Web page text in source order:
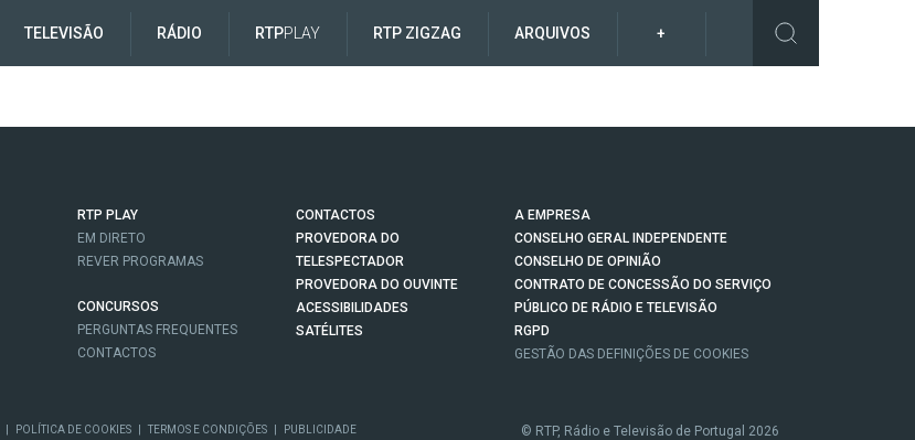
TELEVISÃO RÁDIO RTPPLAY RTP ZIGZAG ARQUIVOS +
RTP PLAY
EM DIRETO
REVER PROGRAMAS
CONCURSOS
PERGUNTAS FREQUENTES
CONTACTOS
CONTACTOS
PROVEDORA DO
TELESPECTADOR
PROVEDORA DO OUVINTE
ACESSIBILIDADES
SATÉLITES
A EMPRESA
CONSELHO GERAL INDEPENDENTE
CONSELHO DE OPINIÃO
CONTRATO DE CONCESSÃO DO SERVIÇO
PÚBLICO DE RÁDIO E TELEVISÃO
RGPD
GESTÃO DAS DEFINIÇÕES DE COOKIES
POLÍTICA DE COOKIES TERMOS E CONDIÇÕES PUBLICIDADE © RTP, Rádio e Televisão de Portugal 2026